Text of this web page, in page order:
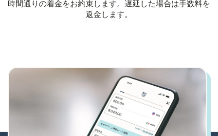
時間通りの着金をお約束します。遅延した場合は手数料を
返金します。